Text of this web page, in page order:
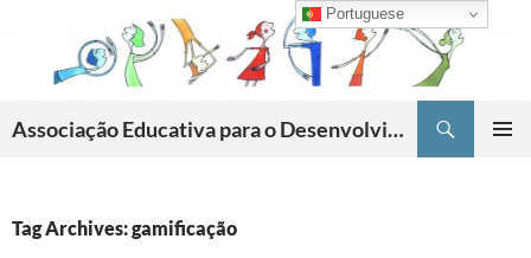
content
Associação Educativa para o Desenvolvimento da Criatividade
Tag Archives: gamificação
Portuguese